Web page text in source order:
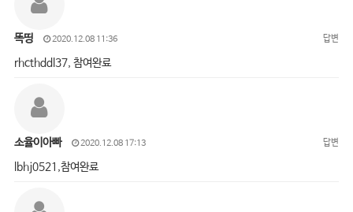
똑띵 2020.12.08 11:36 답변
rhcthddl37, 참여완료
소율이아빠 2020.12.08 17:13 답변
lbhj0521,참여완료